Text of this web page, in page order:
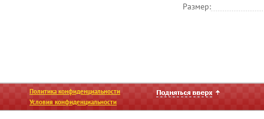
Размер:
Политика конфиденциальности
Условия конфиденциальности